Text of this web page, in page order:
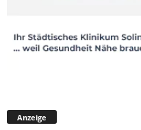
Anzeige